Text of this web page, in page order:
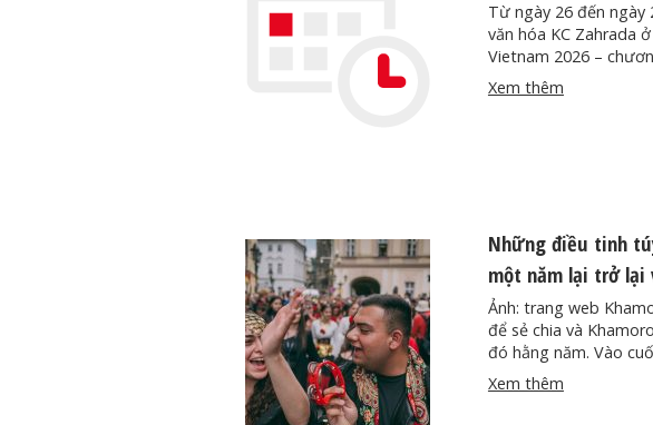
Từ ngày 26 đến
văn hóa KC Zahrada
Vietnam 2026 –
Xem thêm
Những điều tinh
một năm lại trở lại
Ảnh: trang web
để sẻ chia và
đó hằng năm. Vào
Xem thêm